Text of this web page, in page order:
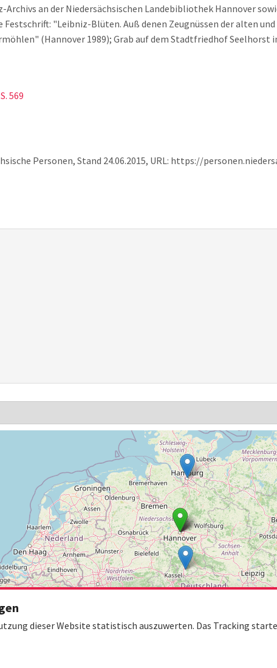
an der Niedersächsischen Landebibliothek Hannover
"Leibniz-Blüten. Auß denen Zeugnüssen der alten
(Hannover 1989); Grab auf dem Stadtfriedhof Seelhorst
569
Personen, Stand 24.06.2015, URL: https://
dieser Website statistisch auszuwerten. Das Tracking